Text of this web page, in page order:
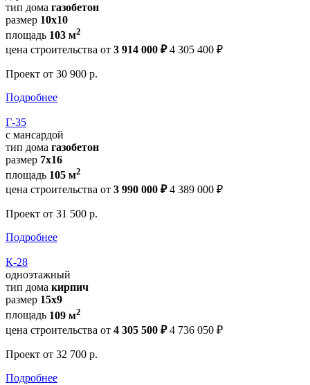
тип дома газобетон
размер 10х10
площадь 103 м2
цена строительства от 3 914 000 ₽ 4 305 400 ₽
Проект от 30 900 р.
Подробнее
Г-35
с мансардой
тип дома газобетон
размер 7х16
площадь 105 м2
цена строительства от 3 990 000 ₽ 4 389 000 ₽
Проект от 31 500 р.
Подробнее
К-28
одноэтажный
тип дома кирпич
размер 15x9
площадь 109 м2
цена строительства от 4 305 500 ₽ 4 736 050 ₽
Проект от 32 700 р.
Подробнее